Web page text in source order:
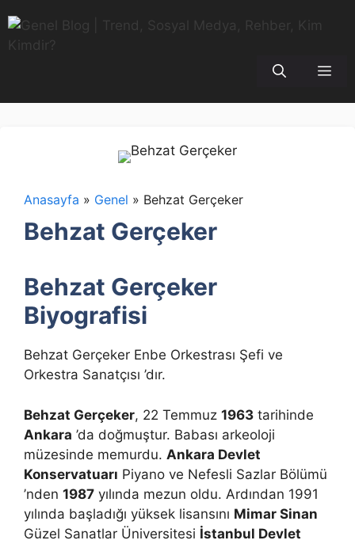
atla
Anasayfa » Genel » Behzat Gerçeker
Behzat Gerçeker
Behzat Gerçeker
Biyografisi
Behzat Gerçeker Enbe Orkestrası Şefi ve
Orkestra Sanatçısı ’dır.
Behzat Gerçeker, 22 Temmuz 1963 tarihinde
Ankara ’da doğmuştur. Babası arkeoloji
müzesinde memurdu. Ankara Devlet
Konservatuarı Piyano ve Nefesli Sazlar Bölümü
’nden 1987 yılında mezun oldu. Ardından 1991
yılında başladığı yüksek lisansını Mimar Sinan
Güzel Sanatlar Üniversitesi İstanbul Devlet